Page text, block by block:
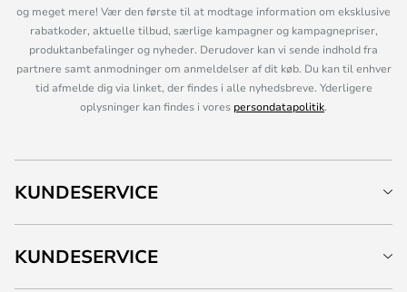
og meget mere! Vær den første til at modtage information om eksklusive
rabatkoder, aktuelle tilbud, særlige kampagner og kampagnepriser,
produktanbefalinger og nyheder. Derudover kan vi sende indhold fra
partnere samt anmodninger om anmeldelser af dit køb. Du kan til enhver
tid afmelde dig via linket, der findes i alle nyhedsbreve. Yderligere
oplysninger kan findes i vores persondatapolitik.
KUNDESERVICE
KUNDESERVICE